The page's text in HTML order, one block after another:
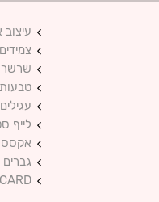
עיצוב
צמידים
טבעות
עגילים
לייף
גברים